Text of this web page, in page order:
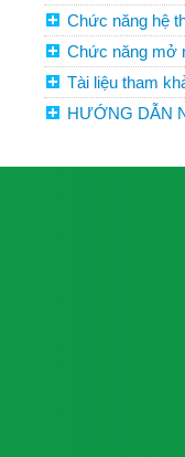
Chức năng hệ
Chức năng mở
Tài liệu tham
HƯỚNG DẪN